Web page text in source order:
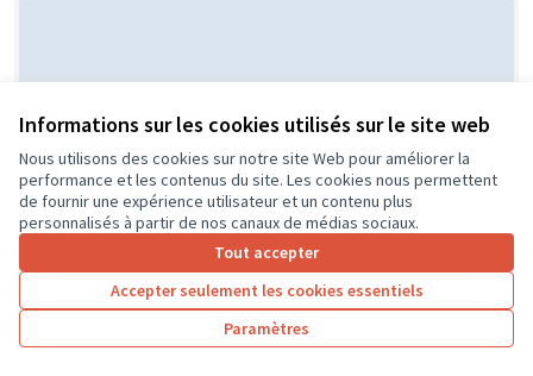
Informations sur les cookies utilisés sur le site web
Nous utilisons des cookies sur notre site Web pour améliorer la
performance et les contenus du site. Les cookies nous permettent
de fournir une expérience utilisateur et un contenu plus
personnalisés à partir de nos canaux de médias sociaux.
Tout accepter
Accepter seulement les cookies essentiels
Paramètres
Projet d'un city stade par le CME
de l'Île Bouchard
Soumis au
vote